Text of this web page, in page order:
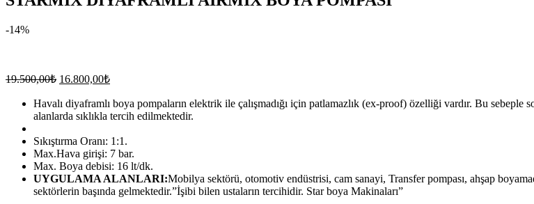
-14%
19.500,00₺ Orijinal
19.500,00₺.
16.800,00₺Şu
fiyat:
16.800,00₺.
Havalı diyaframlı boya pompaların elektrik ile çalışmadığı için patlamazlık (ex-proof) özelliği vardır. Bu sebeple
alanlarda sıklıkla tercih edilmektedir.
Sıkıştırma Oranı: 1:1.
Max.Hava girişi: 7 bar.
Max. Boya debisi: 16 lt/dk.
UYGULAMA ALANLARI:Mobilya sektörü, otomotiv endüstrisi, cam sanayi, Transfer pompası, ahşap
sektörlerin başında gelmektedir.”İşibi bilen ustaların tercihidir. Star boya Makinaları”